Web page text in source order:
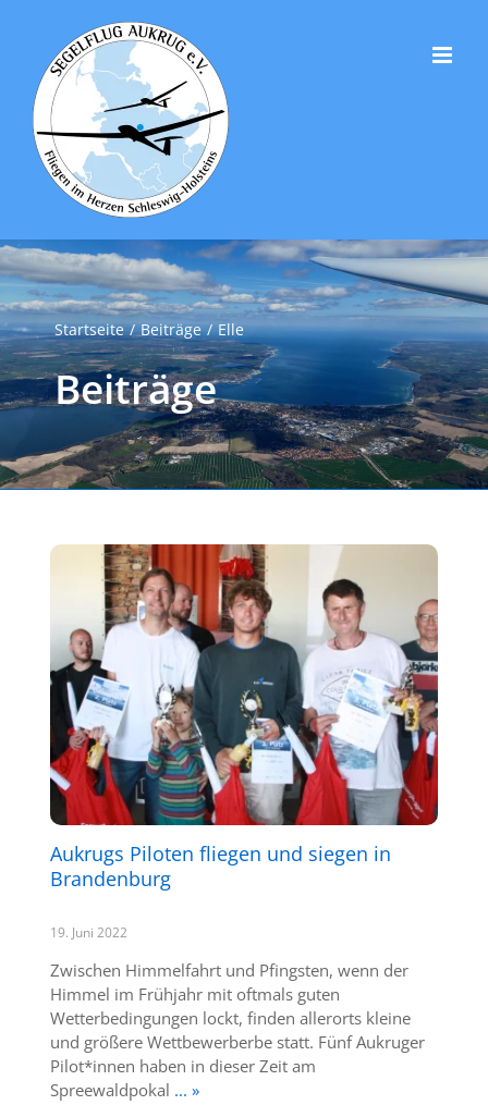
springen
Startseite Beiträge Elle
Beiträge
Aukrugs Piloten fliegen und siegen in
Brandenburg
19. Juni 2022
Zwischen Himmelfahrt und Pfingsten, wenn der
Himmel im Frühjahr mit oftmals guten
Wetterbedingungen lockt, finden allerorts kleine
und größere Wettbewerberbe statt. Fünf Aukruger
Pilot*innen haben in dieser Zeit am
Spreewaldpokal ... »